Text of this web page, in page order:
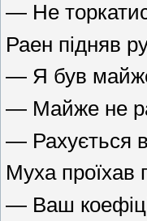
— Не
Раен підняв
— Я був
— Майже не
— Рахується в
Муха проїхав
— Ваш